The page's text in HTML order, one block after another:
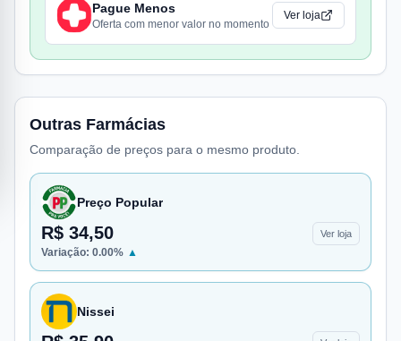
Pague Menos
Oferta com menor valor no momento
Ver loja
Outras Farmácias
Comparação de preços para o mesmo produto.
Preço Popular
R$ 34,50 Ver loja
Variação: 0.00% ▲
Nissei